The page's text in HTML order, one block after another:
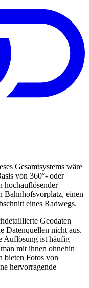
Gesamtsystems wäre
von 360°- oder
hochauflösender
Bahnhofsvorplatz, einen
eines Radwegs.
Geodaten
Datenquellen nicht aus.
Auflösung ist häufig
mit ihnen ohnehin
bieten Fotos von
hervorragende